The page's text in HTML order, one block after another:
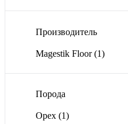
Производитель
Magestik Floor(1)
Порода
Орех (1)